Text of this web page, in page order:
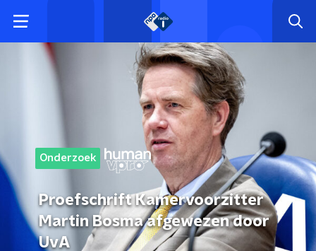
Onderzoek
Proefschrift Kamervoorzitter
Martin Bosma afgewezen door
UvA